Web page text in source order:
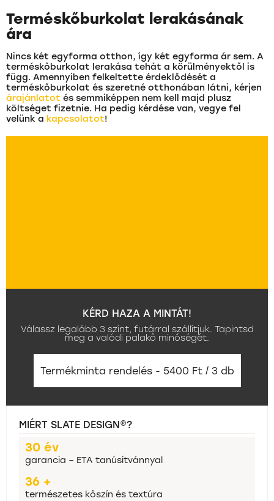
Terméskőburkolat lerakásának
ára
Nincs két egyforma otthon, így két egyforma ár sem. A
terméskőburkolat lerakása tehát a körülményektől is
függ. Amennyiben felkeltette érdeklődését a
terméskőburkolat és szeretné otthonában látni, kérjen
árajánlatot és semmiképpen nem kell majd plusz
költséget fizetnie. Ha pedig kérdése van, vegye fel
velünk a kapcsolatot!
KÉRD HAZA A MINTÁT!
Válassz legalább 3 színt, futárral szállítjuk. Tapintsd
meg a valódi palakő minőségét.
Termékminta rendelés - 5400 Ft / 3 db
MIÉRT SLATE DESIGN®?
30 év
garancia – ETA tanúsítvánnyal
36 +
természetes kőszín és textúra